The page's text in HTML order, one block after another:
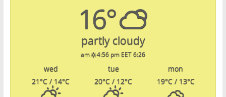
16°
partly cloudy
6:26 am
4:56 pm EET
mon
tue
wed
19°C/ 13°C
20°C / 12°C
21°C / 14°C